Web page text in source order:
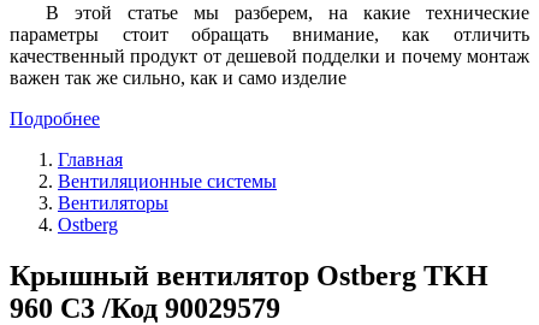
В этой статье мы разберем, на какие технические
параметры стоит обращать внимание, как отличить
качественный продукт от дешевой подделки и почему монтаж
важен так же сильно, как и само изделие
Подробнее
Главная
Вентиляционные системы
Вентиляторы
Ostberg
Крышный вентилятор Ostberg TKH
960 C3 /Код 90029579